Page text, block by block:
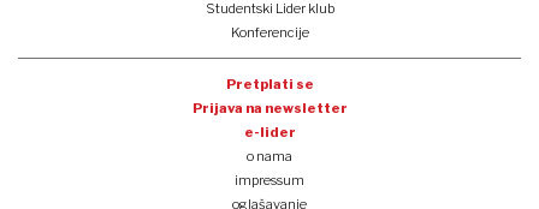
Studentski Lider klub
Konferencije
Pretplati se
Prijava na newsletter
e-lider
o nama
impressum
oglašavanje